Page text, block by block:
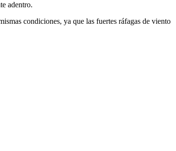
adentro.
condiciones, ya que las fuertes ráfagas de viento